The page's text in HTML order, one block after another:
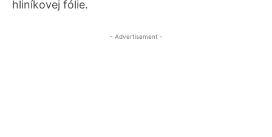
hliníkovej fólie.
- Advertisement -